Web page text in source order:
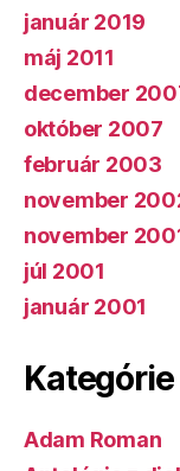
január 2019
máj 2011
december
október 2007
február 2003
november
november
júl 2001
január 2001
Kategórie
Adam Roman